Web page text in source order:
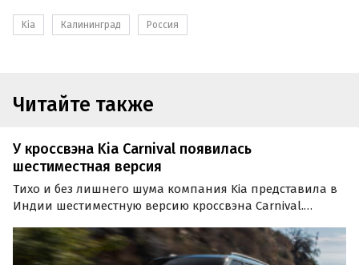
Kia Калининград Россия
Читайте также
У кроссвэна Kia Carnival появилась
шестиместная версия
Тихо и без лишнего шума компания Kia представила в
Индии шестиместную версию кроссвэна Carnival.
рядами с раздельными креслами, предлагается только
в комплектации Prestige по цене от 2 895 000 рупий